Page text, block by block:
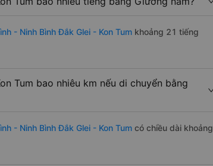
- Ninh Bình Đắk Glei - Kon Tum khoảng 21 tiếng
Tum bao nhiêu km nếu di chuyển bằng
- Ninh Bình Đắk Glei - Kon Tum có chiều dài khoảng